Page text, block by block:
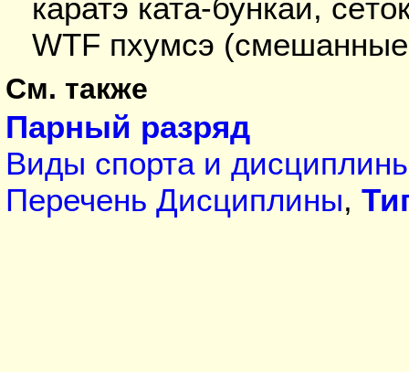
каратэ ката-бункай,
WTF пхумсэ
См. также
Парный разряд
Виды спорта и
Перечень Дисциплины,